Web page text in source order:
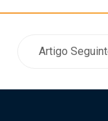
Artigo